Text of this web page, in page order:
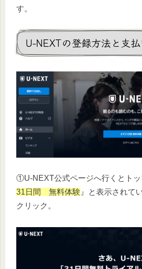
す。
U-NEXTの登録方法と支
①U-NEXT公式ページへ行くとトッ
31日間 無料体験』と表示されて
クリック。